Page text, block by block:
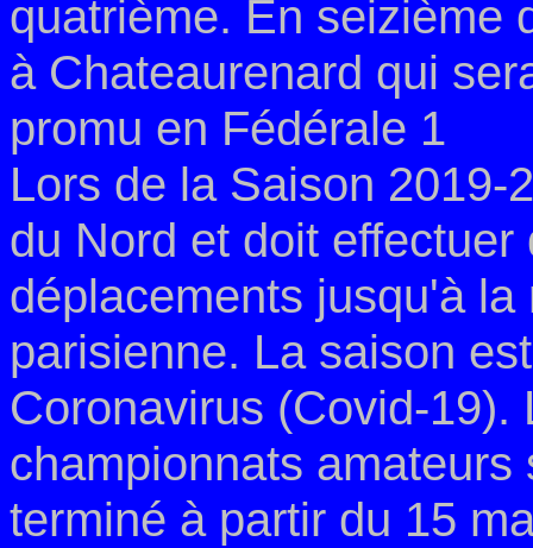
quatrième. En seizième
à Chateaurenard qui
promu en Fédérale 1
Lors de la Saison 2019-
du Nord et doit
déplacements jusqu'à la
parisienne. La saison
Coronavirus (Covid-19).
championnats amateurs
terminé à partir du 15